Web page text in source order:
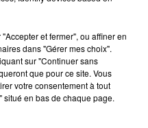
13h27
13h27
et fermer", ou affiner en
dans "Gérer mes choix".
sur "Continuer sans
que pour ce site. Vous
votre consentement à tout
en bas de chaque page.